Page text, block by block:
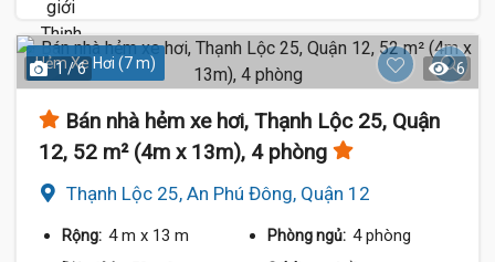
Hẻm Xe Hơi (7 m)
1 / 6 6
Bán nhà hẻm xe hơi, Thạnh Lộc 25, Quận
12, 52 m² (4m x 13m), 4 phòng
Thạnh Lộc 25, An Phú Đông, Quận 12
Rộng: 4 m x 13 m Phòng ngủ: 4 phòng